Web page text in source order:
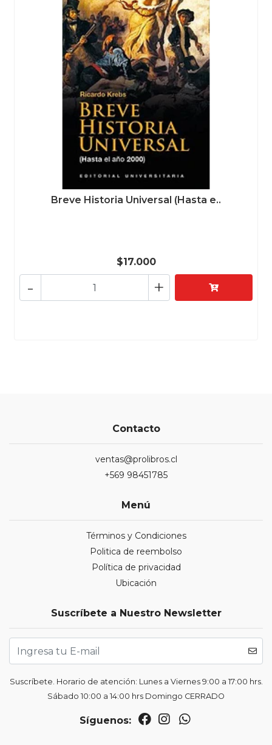
Breve Historia Universal (Hasta e..
$17.000
+
-
Contacto
ventas@prolibros.cl
+569 98451785
Menú
Términos y Condiciones
Politica de reembolso
Política de privacidad
Ubicación
Suscríbete a Nuestro Newsletter
Suscríbete. Horario de atención: Lunes a Viernes 9:00 a 17:00 hrs.
Sábado 10:00 a 14:00 hrs Domingo CERRADO
Síguenos: